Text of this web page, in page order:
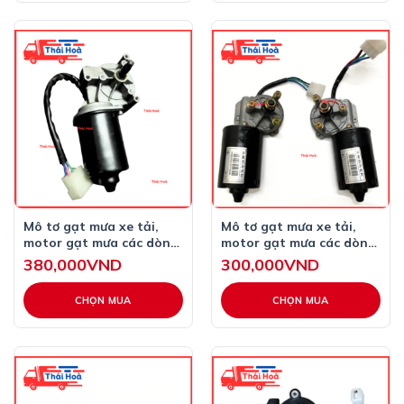
phẩm
Mô tơ gạt mưa xe tải,
motor gạt mưa các dòng
xe kia Hyundai faw
chenglong dongfeng và
chế cho các xe 12V 24V
380,000VND
CHỌN MUA
Sản
phẩm
này
có
Mô tơ gạt mưa xe tải,
motor gạt mưa các dòng
xe tải 12V 24V bên trái
bên phải
300,000VND
CHỌN MUA
Sản
phẩm
này
có